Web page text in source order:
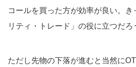
コールを買った方が効率が良い。き
リティ・トレード」の役に立つだろ
ただし先物の下落が進むと当然に